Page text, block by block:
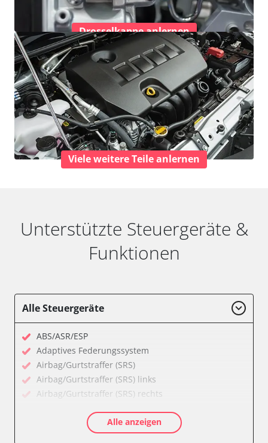
Drosselkappe anlernen
Viele weitere Teile anlernen
Unterstützte Steuergeräte &
Funktionen
Alle Steuergeräte
ABS/ASR/ESP
Adaptives Federungssystem
Airbag/Gurtstraffer (SRS)
Airbag/Gurtstraffer (SRS) links
Airbag/Gurtstraffer (SRS) rechts
Aktivlenkung
Anhängersteuergerät
Alle anzeigen